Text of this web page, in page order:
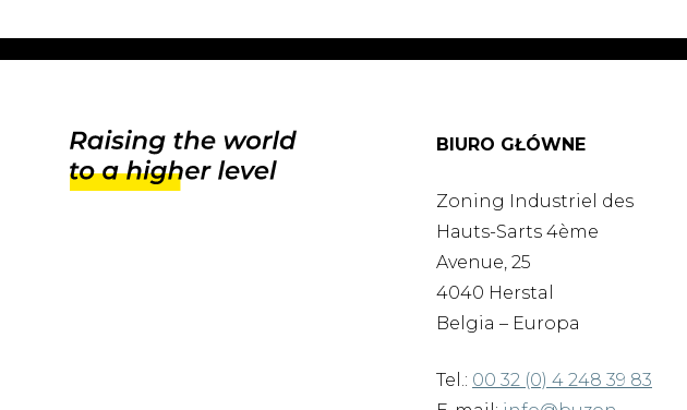
BIURO GŁÓWNE
Zoning Industriel des
Hauts-Sarts 4ème
Avenue, 25
4040 Herstal
Belgia – Europa
Tel.: 00 32 (0) 4 248 39 83